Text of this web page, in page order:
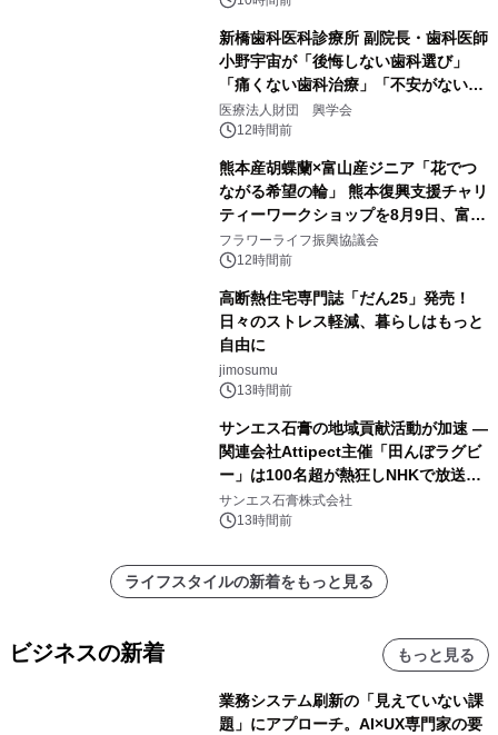
新橋歯科医科診療所 副院長・歯科医師
小野宇宙が「後悔しない歯科選び」
「痛くない歯科治療」「不安がない治
療計画」をテーマに専門監修
医療法人財団 興学会
12時間前
熊本産胡蝶蘭×富山産ジニア「花でつ
ながる希望の輪」 熊本復興支援チャリ
ティーワークショップを8月9日、富
山・射水で開催
フラワーライフ振興協議会
12時間前
高断熱住宅専門誌「だん25」発売！
日々のストレス軽減、暮らしはもっと
自由に
jimosumu
13時間前
サンエス石膏の地域貢献活動が加速 ―
関連会社Attipect主催「田んぼラグビ
ー」は100名超が熱狂しNHKで放送さ
れました。
サンエス石膏株式会社
13時間前
ライフスタイルの新着をもっと見る
ビジネスの新着 もっと見る
業務システム刷新の「見えていない課
題」にアプローチ。AI×UX専門家の要